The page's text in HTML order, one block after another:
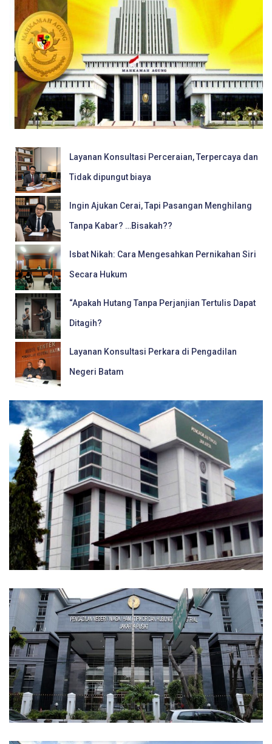
Layanan Konsultasi Perceraian, Terpercaya dan
Tidak dipungut biaya
Ingin Ajukan Cerai, Tapi Pasangan Menghilang
Tanpa Kabar? …Bisakah??
Isbat Nikah: Cara Mengesahkan Pernikahan Siri
Secara Hukum
“Apakah Hutang Tanpa Perjanjian Tertulis Dapat
Ditagih?
Layanan Konsultasi Perkara di Pengadilan
Negeri Batam